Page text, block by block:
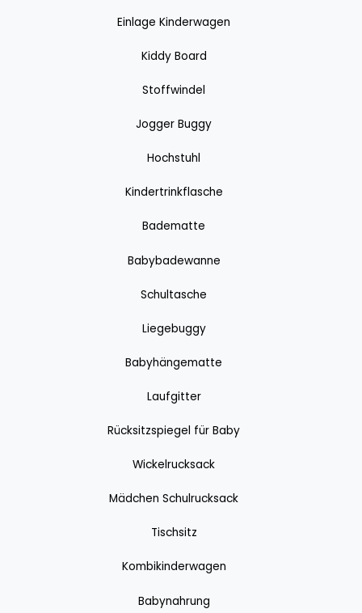
Einlage Kinderwagen
Kiddy Board
Stoffwindel
Jogger Buggy
Hochstuhl
Kindertrinkflasche
Badematte
Babybadewanne
Schultasche
Liegebuggy
Babyhängematte
Laufgitter
Rücksitzspiegel für Baby
Wickelrucksack
Mädchen Schulrucksack
Tischsitz
Kombikinderwagen
Babynahrung